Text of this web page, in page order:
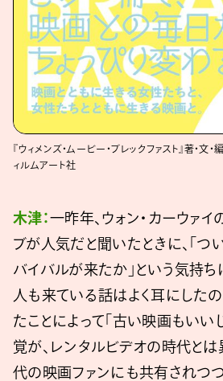
『ウィメンズ・ムービー・ブレックファスト』著・文
ィルムアート社
木津：一昨年、ウォン・カーウァイ
ブが人気だと聞いたときに、「つ
バイバルが来たか」という気持ち
人も来ている話はよく耳にした
たことによって「古い映画もいい
覚が、レンタルビデオの時代と
代の映画ファンにも共有されつ